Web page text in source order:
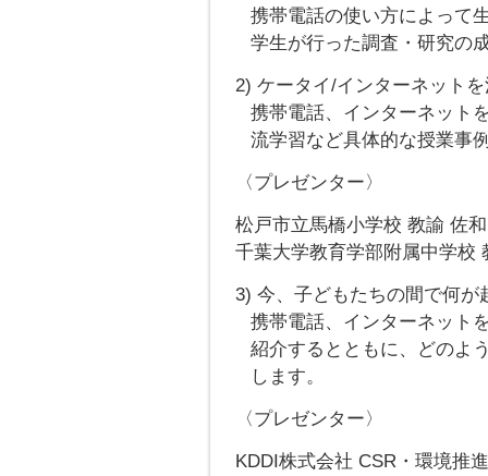
携帯電話の使い方によって
学生が行った調査・研究の
2) ケータイ/インターネット
携帯電話、インターネット
流学習など具体的な授業事
〈プレゼンター〉
松戸市立馬橋小学校 教諭 佐
千葉大学教育学部附属中学校
3) 今、子どもたちの間で何が
携帯電話、インターネット
紹介するとともに、どのよ
します。
〈プレゼンター〉
KDDI株式会社 CSR・環境推